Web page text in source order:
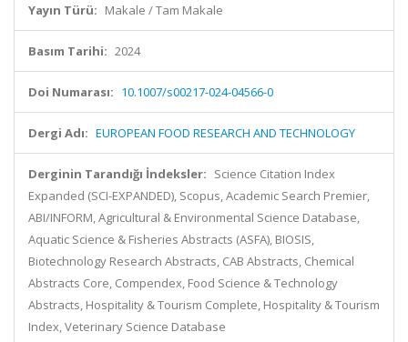
Yayın Türü: Makale / Tam Makale
Basım Tarihi: 2024
Doi Numarası: 10.1007/s00217-024-04566-0
Dergi Adı: EUROPEAN FOOD RESEARCH AND TECHNOLOGY
Derginin Tarandığı İndeksler: Science Citation Index
Expanded (SCI-EXPANDED), Scopus, Academic Search Premier,
ABI/INFORM, Agricultural & Environmental Science Database,
Aquatic Science & Fisheries Abstracts (ASFA), BIOSIS,
Biotechnology Research Abstracts, CAB Abstracts, Chemical
Abstracts Core, Compendex, Food Science & Technology
Abstracts, Hospitality & Tourism Complete, Hospitality & Tourism
Index, Veterinary Science Database